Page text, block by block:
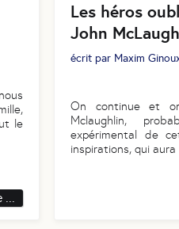
le
...
Les héros
John
écrit par Maxim
On continue et
Mclaughlin,
expérimental de
inspirations, qui